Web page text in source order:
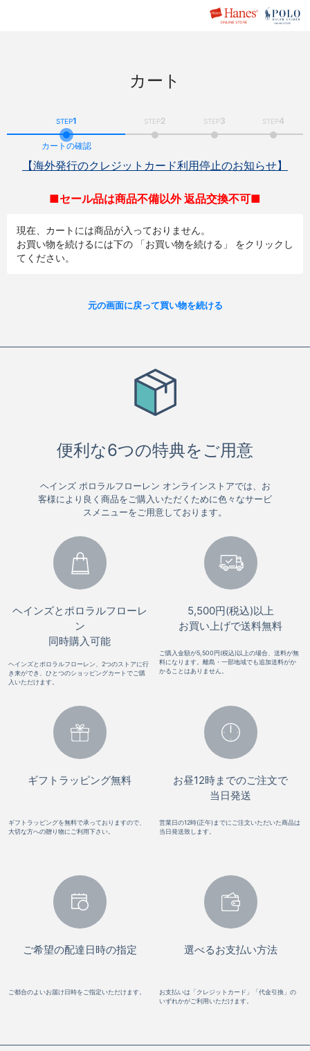
カート
STEP1
カートの確認
STEP2 STEP3 STEP4
【海外発行のクレジットカード利用停止のお知らせ】
■セール品は商品不備以外 返品交換不可■
現在、カートには商品が入っておりません。
お買い物を続けるには下の 「お買い物を続ける」 をクリックし
てください。
元の画面に戻って買い物を続ける
便利な6つの特典をご用意
ヘインズ ポロラルフローレン オンラインストアでは、お
客様により良く商品をご購入いただくために色々なサービ
スメニューをご用意しております。
ヘインズとポロラルフローレ
ン
同時購入可能
ヘインズとポロラルフローレン、2つのストアに行
き来ができ、ひとつのショッピングカートでご購
入いただけます。
5,500円(税込)以上
お買い上げで送料無料
ご購入金額が5,500円(税込)以上の場合、送料が無
料になります。離島・一部地域でも追加送料がか
かることはありません。
ギフトラッピング無料
ギフトラッピングを無料で承っておりますので、
大切な方への贈り物にご利用下さい。
お昼12時までのご注文で
当日発送
営業日の12時(正午)までにご注文いただいた商品は
当日発送致します。
ご希望の配達日時の指定
ご都合のよいお届け日時をご指定いただけます。
選べるお支払い方法
お支払いは「クレジットカード」「代金引換」の
いずれかがご利用いただけます。